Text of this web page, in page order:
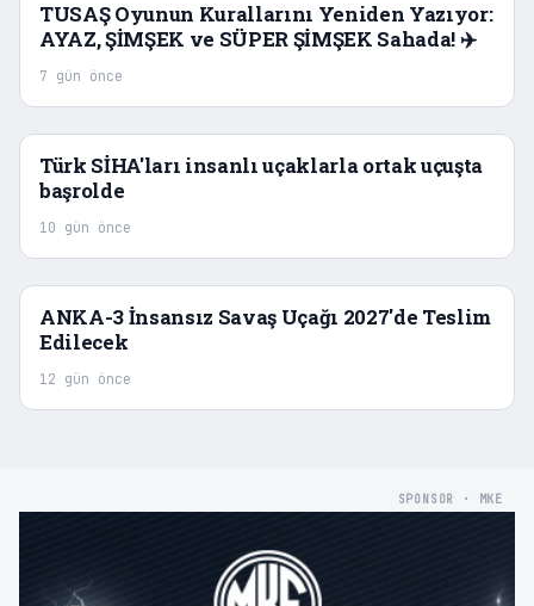
TUSAŞ Oyunun Kurallarını Yeniden Yazıyor:
AYAZ, ŞİMŞEK ve SÜPER ŞİMŞEK Sahada! ✈️
7 gün önce
Türk SİHA'ları insanlı uçaklarla ortak uçuşta
başrolde
10 gün önce
ANKA-3 İnsansız Savaş Uçağı 2027'de Teslim
Edilecek
12 gün önce
SPONSOR · MKE